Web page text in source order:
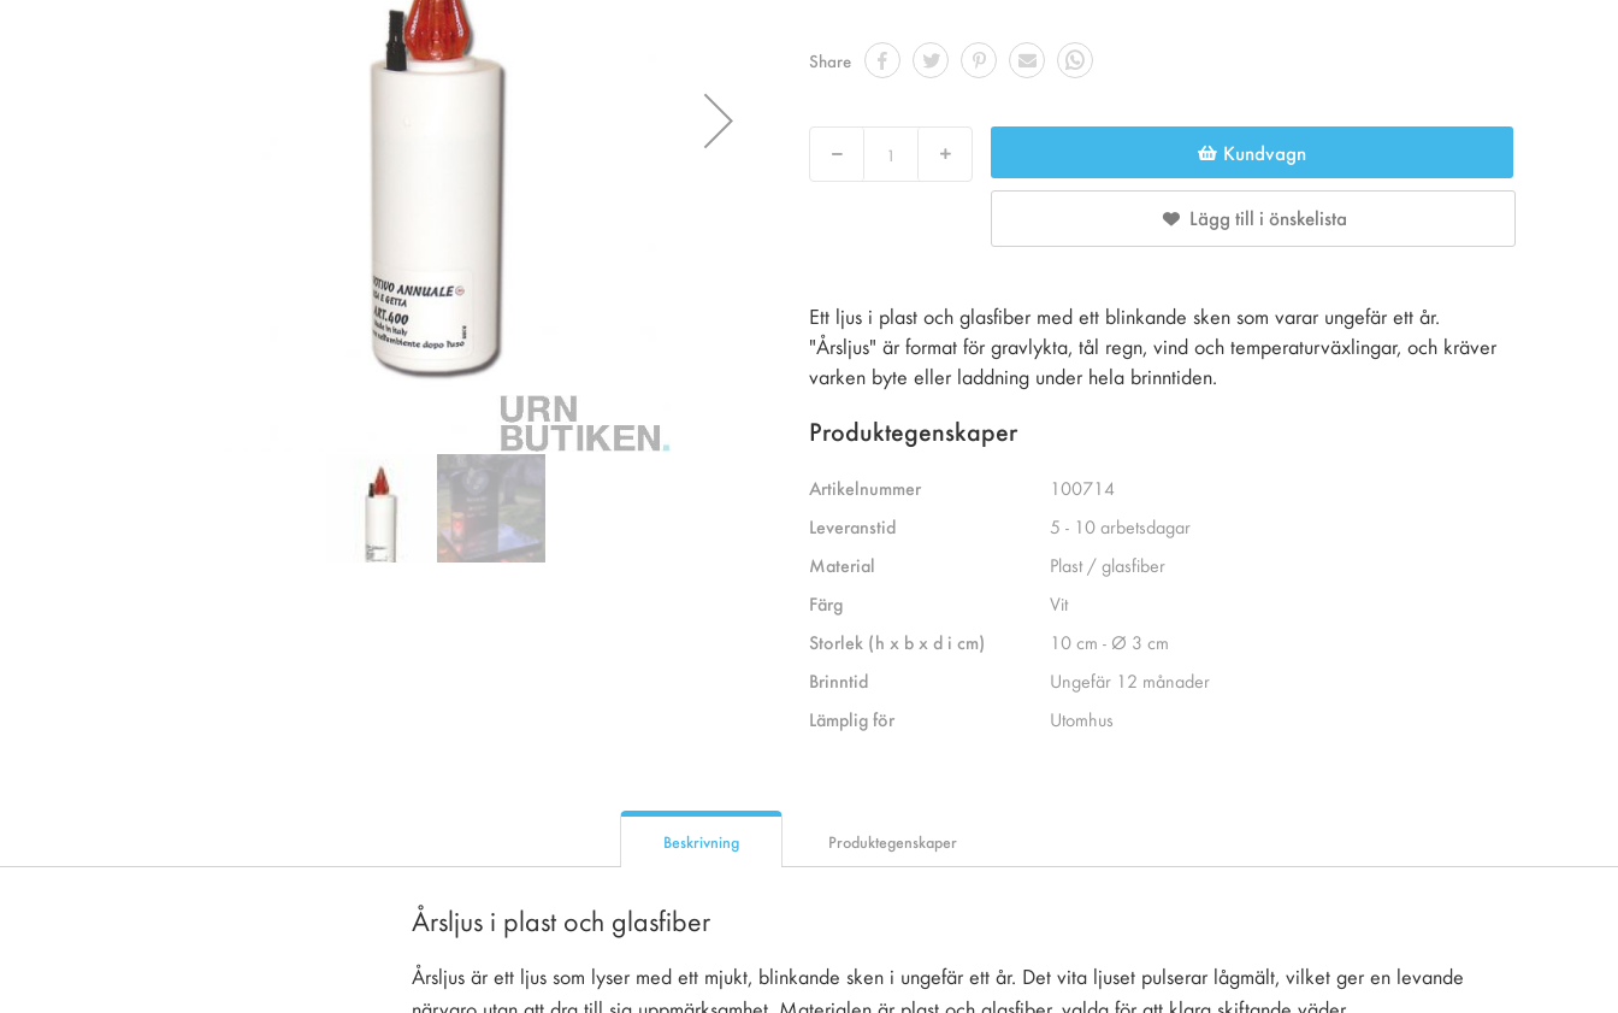
Share
Decrease Increase Kundvagn
Lägg till i önskelista
Ett ljus i plast och glasfiber med ett blinkande sken som varar ungefär ett år.
"Årsljus" är format för gravlykta, tål regn, vind och temperaturväxlingar, och kräver
varken byte eller laddning under hela brinntiden.
Produktegenskaper
Artikelnummer
100714
Leveranstid
5 - 10 arbetsdagar
Material
Plast / glasfiber
Färg
Vit
Storlek (h x b x d i cm)
10 cm - Ø 3 cm
Brinntid
Ungefär 12 månader
Lämplig för
Utomhus
Beskrivning
Årsljus i plast och glasfiber
Årsljus är ett ljus som lyser med ett mjukt, blinkande sken i ungefär ett år. Det vita ljuset pulserar lågmält, vilket ger en levande
Produktegenskaper